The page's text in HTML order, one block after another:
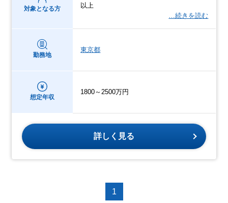
対象となる方
以上
…続きを読む
勤務地
東京都
想定年収
1800～2500万円
詳しく見る
1